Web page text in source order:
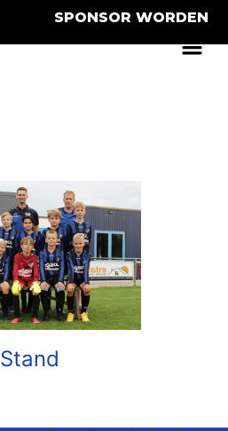
SPONSOR WORDEN
Stand